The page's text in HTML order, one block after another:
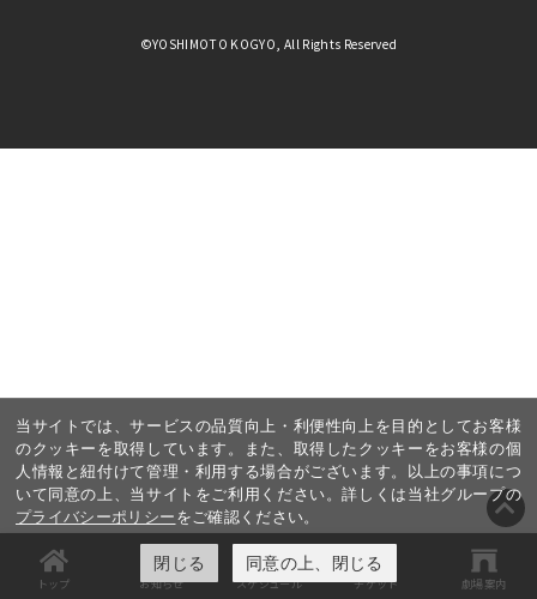
トップ お知らせ スケジュール チケット 劇場案内
当サイトでは、サービスの品質向上・利便性向上を目的としてお客様
のクッキーを取得しています。また、取得したクッキーをお客様の個
人情報と紐付けて管理・利用する場合がございます。以上の事項につ
いて同意の上、当サイトをご利用ください。詳しくは当社グループの
プライバシーポリシーをご確認ください。
閉じる 同意の上、閉じる
©YOSHIMOTO KOGYO, All Rights Reserved